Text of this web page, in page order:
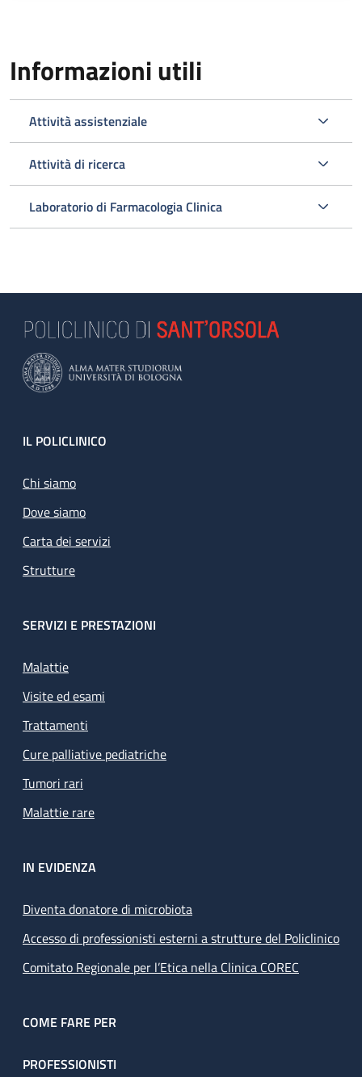
Informazioni utili
Attività assistenziale
Attività di ricerca
Laboratorio di Farmacologia Clinica
Footer
IL POLICLINICO
Chi siamo
Dove siamo
Carta dei servizi
Strutture
SERVIZI E PRESTAZIONI
Malattie
Visite ed esami
Trattamenti
Cure palliative pediatriche
Tumori rari
Malattie rare
IN EVIDENZA
Diventa donatore di microbiota
Accesso di professionisti esterni a strutture del Policlinico
Comitato Regionale per l’Etica nella Clinica COREC
COME FARE PER
PROFESSIONISTI